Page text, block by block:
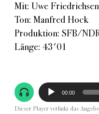
Mit: Uwe Friedrichsen
Ton: Manfred Hock
Produktion: SFB/
Länge: 43'01
Audio-
Player
00:00
Dieser Player verlinkt das